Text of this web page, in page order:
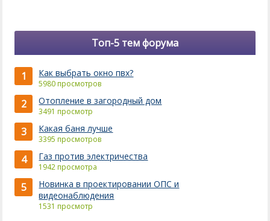
Топ-5 тем форума
1 Как выбрать окно пвх?
5980 просмотров
2 Отопление в загородный дом
3491 просмотр
3 Какая баня лучше
3395 просмотров
4 Газ против электричества
1942 просмотра
5
Новинка в проектировании ОПС и
видеонаблюдения
1531 просмотр